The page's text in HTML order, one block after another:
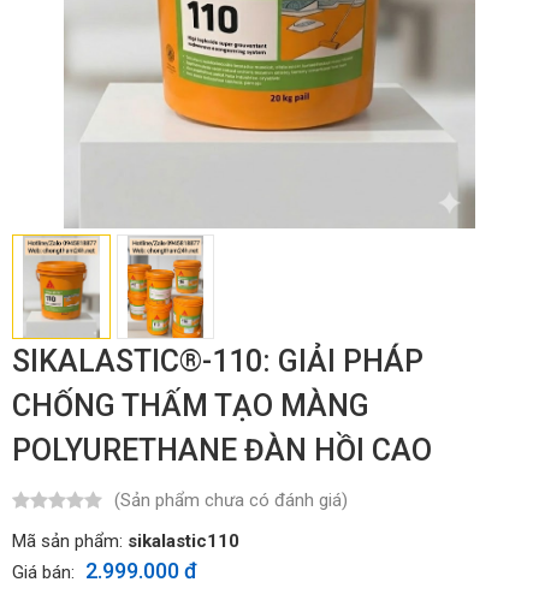
SIKALASTIC®-110: GIẢI PHÁP
CHỐNG THẤM TẠO MÀNG
POLYURETHANE ĐÀN HỒI CAO
(Sản phẩm chưa có đánh giá)
Mã sản phẩm: sikalastic110
Giá bán:
2.999.000 đ